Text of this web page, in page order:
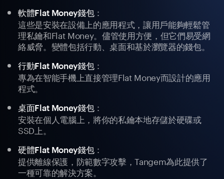
軟體Flat Money錢包：
這些是安裝在設備上的應用程式，讓用戶能夠輕鬆管
理私鑰和Flat Money。儘管使用方便，但它們易受網
絡威脅。變體包括行動、桌面和基於瀏覽器的錢包。
行動Flat Money錢包：
專為在智能手機上直接管理Flat Money而設計的應用
程式。
桌面Flat Money錢包：
安裝在個人電腦上，將你的私鑰本地存儲於硬碟或
SSD上。
硬體Flat Money錢包：
提供離線保護，防範數字攻擊，Tangem為此提供了
一種可靠的解決方案。